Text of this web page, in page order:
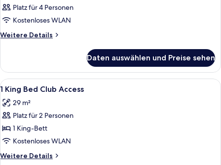
Platz für 4 Personen
Kostenloses WLAN
Weitere Details
Weitere
Daten auswählen und Preise sehen
Alle
Fotos
für
1
King
Bed
Club
Access
Ein Hotelzimmer mit einem großen
10
1 King Bed Club Access
29 m²
Platz für 2 Personen
1 King-Bett
Kostenloses WLAN
Weitere Details
Weitere